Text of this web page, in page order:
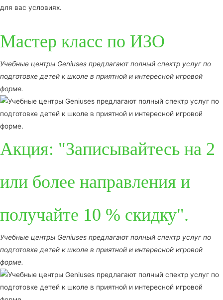
для вас условиях.
Мастер класс по ИЗО
Учебные центры Geniuses предлагают полный спектр услуг по
подготовке детей к школе в приятной и интересной игровой
форме.
Акция: "Записывайтесь на 2
или более направления и
получайте 10 % скидку".
Учебные центры Geniuses предлагают полный спектр услуг по
подготовке детей к школе в приятной и интересной игровой
форме.